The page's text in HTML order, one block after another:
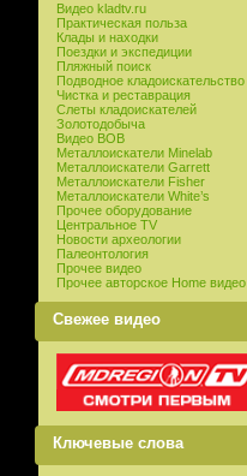
Видео kladtv.ru
Практическая польза
Клады и находки
Поездки и экспедиции
Пляжный поиск
Подводное кладоискательство
Чистка и реставрация
Слеты кладоискателей
Золотодобыча
Видео ВОВ
Металлоискатели Minelab
Металлоискатели Garrett
Металлоискатели Fisher
Металлоискатели White’s
Прочее оборудование
Центральное TV
Новости археологии
Палеонтология
Прочее видео
Прочее авторское Home видео
Свежее видео
Ключевые слова